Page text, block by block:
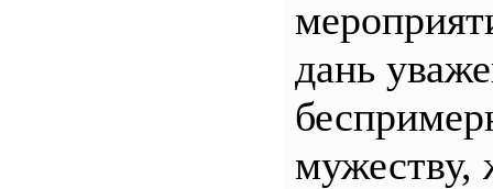
дань
мужеству,